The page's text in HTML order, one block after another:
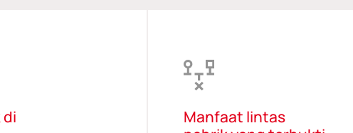
di
Manfaat lintas